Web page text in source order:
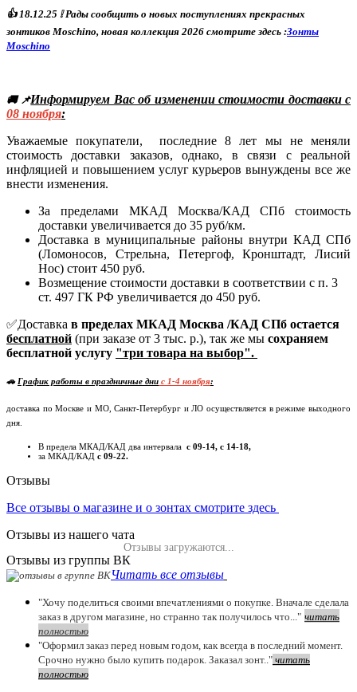
👍18.12.25 ❕ Рады сообщить о новых поступлениях прекрасных
зонтиков Moschino, новая коллекция 2026 смотрите здесь :Зонты
Moschino
🚚 📌Информируем Вас об изменении стоимости доставки с
08 ноября:
Уважаемые покупатели, последние 8 лет мы не меняли
стоимость доставки заказов, однако, в связи с реальной
инфляцией и повышением услуг курьеров вынуждены все же
внести изменения.
За пределами МКАД Москва/КАД СПб стоимость
доставки увеличивается до 35 руб/км.
Доставка в муниципальные районы внутри КАД СПб
(Ломоносов, Стрельна, Петергоф, Кронштадт, Лисий
Нос) стоит 450 руб.
Возмещение стоимости доставки в соответствии с п. 3
ст. 497 ГК РФ увеличивается до 450 руб.
✅Доставка в пределах МКАД Москва /КАД СПб остается
бесплатной (при заказе от 3 тыс. р.), так же мы сохраняем
бесплатной услугу "три товара на выбор".
🚗 График работы в праздничные дни c 1-4 ноября:
доставка по Москве и МО, Санкт-Петербург и ЛО осуществляется в режиме выходного
дня.
В предела МКАД/КАД два интервала с 09-14, с 14-18,
за МКАД/КАД с 09-22.
Отзывы
Все отзывы о магазине и о зонтах смотрите здесь
Отзывы из нашего чата
Отзывы загружаются...
Отзывы из группы ВК
Читать все отзывы
"Хочу поделиться своими впечатлениями о покупке. Вначале сделала
заказ в другом магазине, но странно так получилось что..." читать
полностью
"Оформил заказ перед новым годом, как всегда в последний момент.
Срочно нужно было купить подарок. Заказал зонт.." читать
полностью